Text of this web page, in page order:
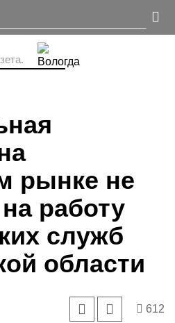
рынке не
работу
служб
области
612